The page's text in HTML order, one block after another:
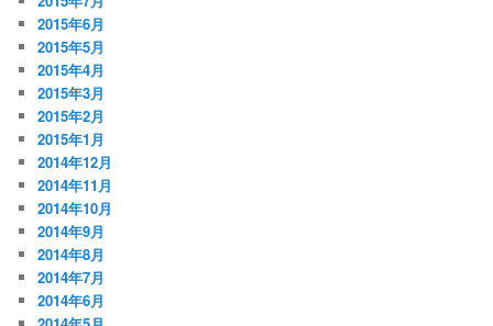
2015年6月
2015年5月
2015年4月
2015年3月
2015年2月
2015年1月
2014年12月
2014年11月
2014年10月
2014年9月
2014年8月
2014年7月
2014年6月